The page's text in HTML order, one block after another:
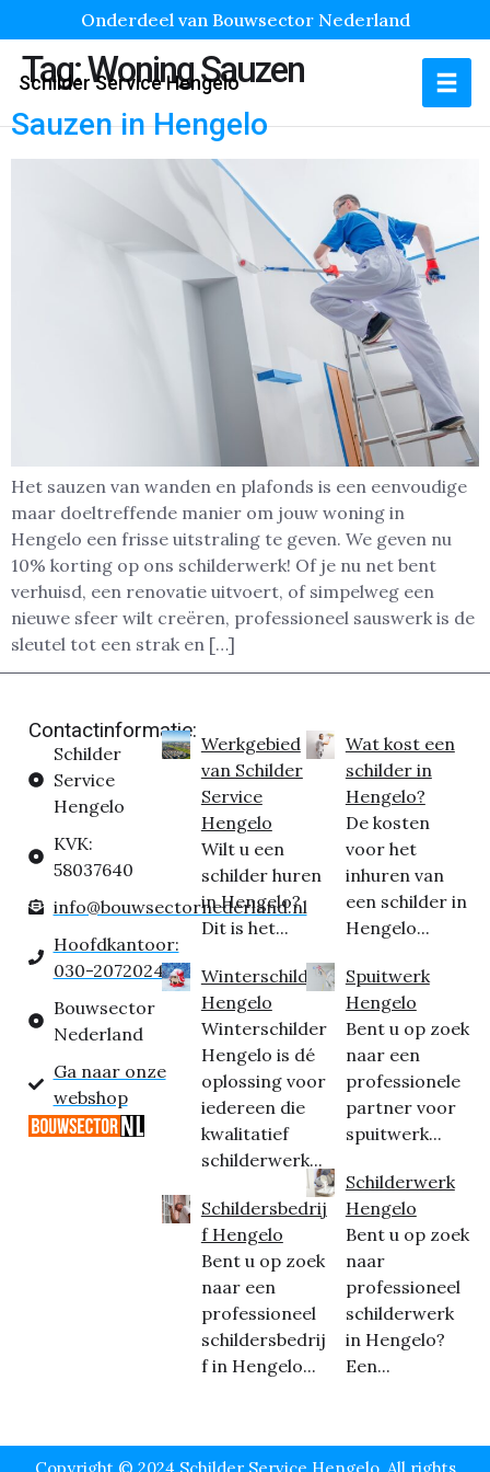
Onderdeel van Bouwsector Nederland
Schilder Service Hengelo
Tag:Woning Sauzen
Sauzen in Hengelo
Het sauzen van wanden en plafonds is een eenvoudige
maar doeltreffende manier om jouw woning in
Hengelo een frisse uitstraling te geven. We geven nu
10% korting op ons schilderwerk! Of je nu net bent
verhuisd, een renovatie uitvoert, of simpelweg een
nieuwe sfeer wilt creëren, professioneel sauswerk is de
sleutel tot een strak en […]
Contactinformatie:
Schilder
Service
Hengelo
KVK:
58037640
info@bouwsectornederland.nl
Hoofdkantoor:
030-2072024
Bouwsector
Nederland
Ga naar onze
webshop
Werkgebied
van Schilder
Service
Hengelo
Wilt u een
schilder huren
in Hengelo?
Dit is het...
Winterschilder
Hengelo
Winterschilder
Hengelo is dé
oplossing voor
iedereen die
kwalitatief
schilderwerk...
Schildersbedrij
f Hengelo
Bent u op zoek
naar een
professioneel
schildersbedrij
f in Hengelo...
Wat kost een
schilder in
Hengelo?
De kosten
voor het
inhuren van
een schilder in
Hengelo...
Spuitwerk
Hengelo
Bent u op zoek
naar een
professionele
partner voor
spuitwerk...
Schilderwerk
Hengelo
Bent u op zoek
naar
professioneel
schilderwerk
in Hengelo?
Een...